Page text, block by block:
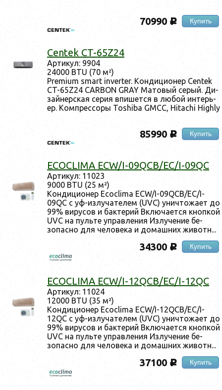
70990 c Купить
Centek CT-65Z24
Ар­ти­кул: 9904
24000 BTU (70 м²)
Premium smart inverter. Кон­ди­ци­онер Centek
CT-65Z24 CARBON GRAY Ма­товый се­рый. Ди­
зай­нер­ская се­рия впи­шет­ся в лю­бой ин­терь­
ер. Ком­прес­со­ры Toshiba GMCC, Hitachi Highly
85990 c Купить
ECOCLIMA ECW/I-09QCB/EC/I-09QC
Ар­ти­кул: 11023
9000 BTU (25 м²)
Кон­ди­ци­онер Ecoclima ECW/I-09QCB/EC/I-
09QC с уф-из­лу­чате­лем (UVC) унич­то­жа­ет до
99% ви­русов и бак­те­рий Вклю­ча­ет­ся кноп­кой
UVC на пуль­те уп­равле­ния Из­лу­чение бе­
зопас­но для че­лове­ка и до­маш­них жи­вотн...
34300c Купить
ECOCLIMA ECW/I-12QCB/EC/I-12QC
Ар­ти­кул: 11024
12000 BTU (35 м²)
Кон­ди­ци­онер Ecoclima ECW/I-12QCB/EC/I-
12QC с уф-из­лу­чате­лем (UVC) унич­то­жа­ет до
99% ви­русов и бак­те­рий Вклю­ча­ет­ся кноп­кой
UVC на пуль­те уп­равле­ния Из­лу­чение бе­
зопас­но для че­лове­ка и до­маш­них жи­вотн...
37100 c Купить